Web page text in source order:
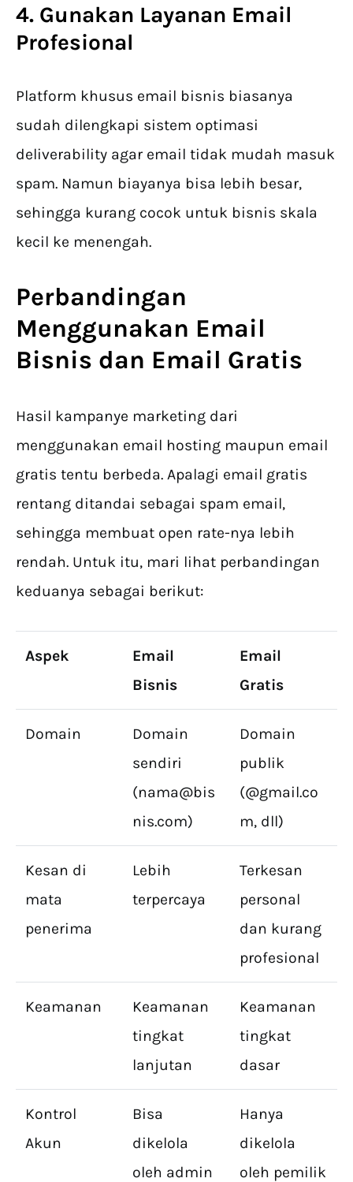
4. Gunakan Layanan Email
Profesional
Platform khusus email bisnis biasanya
sudah dilengkapi sistem optimasi
deliverability agar email tidak mudah masuk
spam. Namun biayanya bisa lebih besar,
sehingga kurang cocok untuk bisnis skala
kecil ke menengah.
Perbandingan
Menggunakan Email
Bisnis dan Email Gratis
Hasil kampanye marketing dari
menggunakan email hosting maupun email
gratis tentu berbeda. Apalagi email gratis
rentang ditandai sebagai spam email,
sehingga membuat open rate-nya lebih
rendah. Untuk itu, mari lihat perbandingan
keduanya sebagai berikut:
Aspek
Email
Bisnis
Email
Gratis
Domain
Domain
sendiri
(nama@bis
nis.com)
Domain
publik
(@gmail.co
m, dll)
Kesan di
mata
penerima
Lebih
terpercaya
Terkesan
personal
dan kurang
profesional
Keamanan
Keamanan
tingkat
lanjutan
Keamanan
tingkat
dasar
Kontrol
Akun
Bisa
dikelola
oleh admin
Hanya
dikelola
oleh pemilik